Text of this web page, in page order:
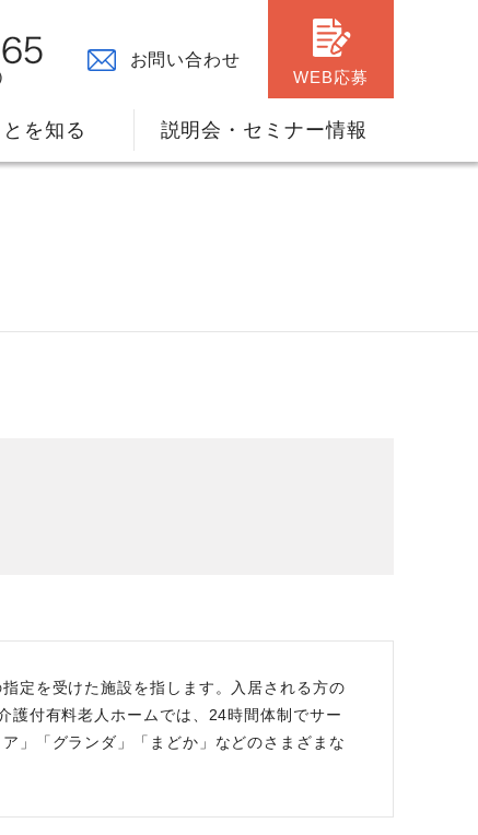
お問い合わせ
WEB応募
生
を知る
ータ
説明会・セミナー情報
定を受けた施設を指します。入居される方の
護付有料老人ホームでは、24時間体制でサー
」「グランダ」「まどか」などのさまざまな